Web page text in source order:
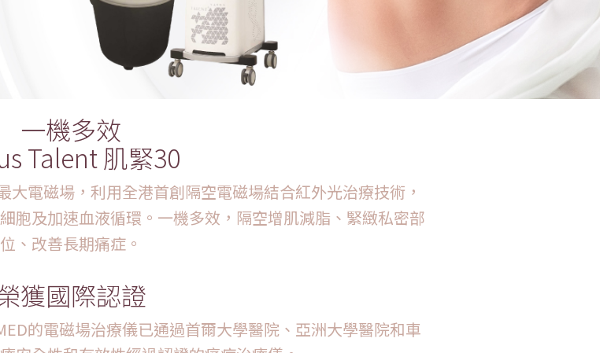
一機多效
Talent 肌緊30
電磁場，利用全港首創隔空電磁場結合紅外光治療技術，
胞及加速血液循環。一機多效，隔空增肌減脂、緊緻私密部
位、改善長期痛症。
獲國際認證
的電磁場治療儀已通過首爾大學醫院、亞洲大學醫院和車